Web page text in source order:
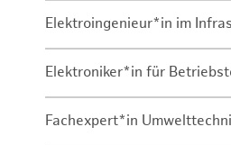
Elektroingenieur*in im
Elektroniker*in für
Fachexpert*in